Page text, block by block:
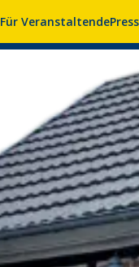
Für Veranstaltende